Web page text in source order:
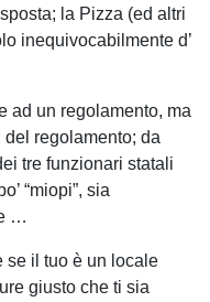
la Pizza (ed altri
inequivocabilmente d’
ad un regolamento, ma
regolamento; da
tre funzionari statali
“miopi”, sia
…
se il tuo è un locale
giusto che ti sia